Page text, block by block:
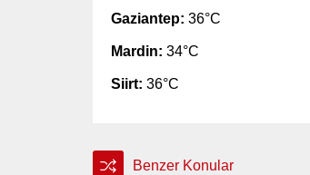
Gaziantep: 36°C
Mardin: 34°C
Siirt: 36°C
Benzer Konular